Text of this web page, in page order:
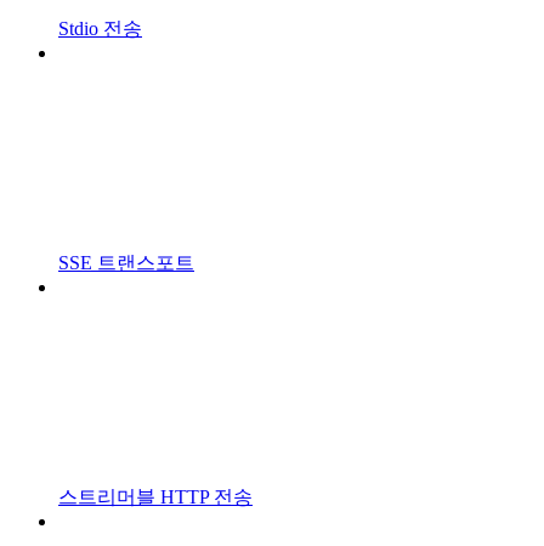
Stdio 전송
SSE 트랜스포트
스트리머블 HTTP 전송